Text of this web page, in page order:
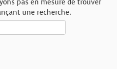
pas en mesure de trouver
une recherche.